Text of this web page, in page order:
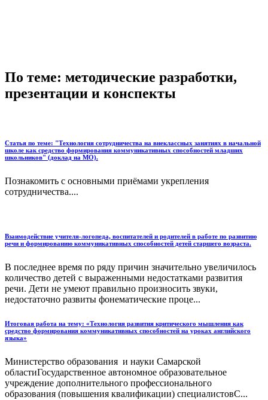
По теме: методические разработки,
презентации и конспекты
Статья по теме: "Технология сотрудничества на внеклассных занятиях в начальной
школе как средство формирования коммуникативных способностей младших
школьников" (доклад на МО).
Познакомить с основными приёмами укрепления
сотрудничества....
Взаимодействие учителя-логопеда, воспитателей и родителей в работе по развитию
речи и формированию коммуникативных способностей детей старшего возраста.
В последнее время по ряду причин значительно увеличилось
количество детей с выраженными недостатками развития
речи. Дети не умеют правильно произносить звуки,
недостаточно развиты фонематические проце...
Итоговая работа на тему: «Технология развития критического мышления как
средство формирования коммуникативных способностей на уроках английского
языка»
Министерство образования и науки Самарской
областиГосударственное автономное образовательное
учреждение дополнительного профессионального
образования (повышения квалификации) специалистовС...